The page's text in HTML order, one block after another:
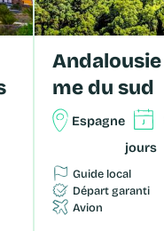
Andalousie l'â
me du sud
Espagne
jours
Guide local
Départ garanti
Avion